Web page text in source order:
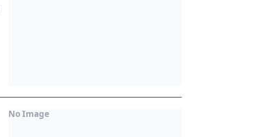
No Image